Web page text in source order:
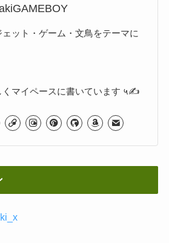
ット・ゲーム・文鳥をテーマに
くマイペースに書いています ५✍